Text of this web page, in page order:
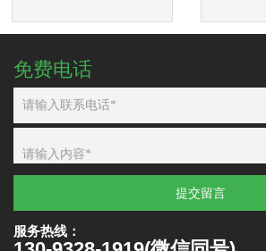
免费电话
提交留言
服务热线：